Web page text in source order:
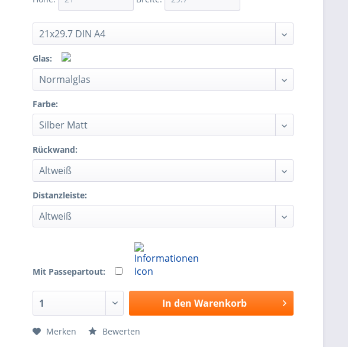
Glas:
Farbe:
Rückwand:
Distanzleiste:
Mit Passepartout:
In den Warenkorb
Merken Bewerten